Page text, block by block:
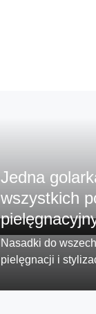
Jedna
wszystkich
Nasadki do
pielęgnacji i